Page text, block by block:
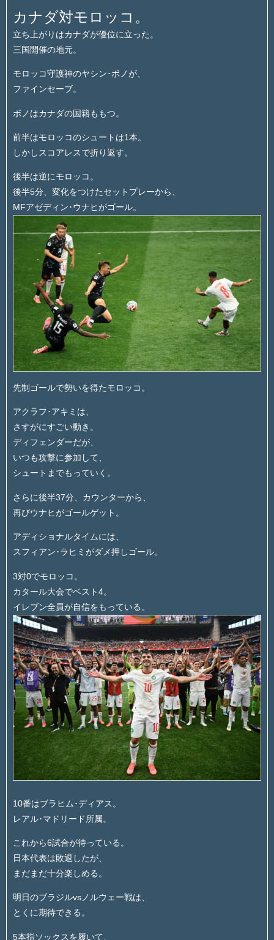
カナダ対モロッコ。
立ち上がりはカナダが優位に立った。
三国開催の地元。
モロッコ守護神のヤシン･ボノが、
ファインセーブ。
ボノはカナダの国籍ももつ。
前半はモロッコのシュートは1本。
しかしスコアレスで折り返す。
後半は逆にモロッコ。
後半5分、変化をつけたセットプレーから、
MFアゼディン･ウナヒがゴール。
先制ゴールで勢いを得たモロッコ。
アクラフ･アキミは、
さすがにすごい動き。
ディフェンダーだが、
いつも攻撃に参加して、
シュートまでもっていく。
さらに後半37分、カウンターから、
再びウナヒがゴールゲット。
アディショナルタイムには、
スフィアン･ラヒミがダメ押しゴール。
3対0でモロッコ。
カタール大会でベスト4。
イレブン全員が自信をもっている。
10番はブラヒム･ディアス。
レアル･マドリード所属。
これから6試合が待っている。
日本代表は敗退したが、
まだまだ十分楽しめる。
明日のブラジルvsノルウェー戦は、
とくに期待できる。
5本指ソックスを履いて、